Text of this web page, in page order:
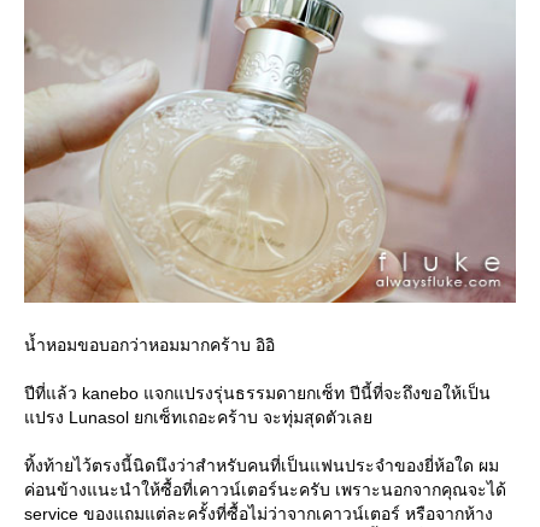
น้ำหอมขอบอกว่าหอมมากคร้าบ อิอิ
ปีที่แล้ว kanebo แจกแปรงรุ่นธรรมดายกเซ็ท ปีนี้ที่จะถึงขอให้เป็น
ปรง Lunasol ยกเซ็ทเถอะคร้าบ จะทุ่มสุดตัวเล
ทิ้งท้ายไว้ตรงนี้นิดนึงว่าสำหรับคนที่เป็นแฟนประจำของยี่ห้อใด ผม
ค่อนข้างแนะนำให้ซื้อที่เคาวน์เตอร์นะครับ เพราะนอกจากคุณจะได้
service ของแถมแต่ละครั้งที่ซื้อไม่ว่าจากเคาวน์เตอร์ หรือจากห้าง